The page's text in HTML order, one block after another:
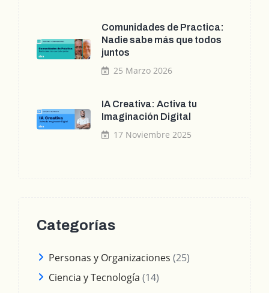
Comunidades de Practica:
Nadie sabe más que todos
juntos
25 Marzo 2026
IA Creativa: Activa tu
Imaginación Digital
17 Noviembre 2025
Categorías
Personas y Organizaciones (25)
Ciencia y Tecnología (14)